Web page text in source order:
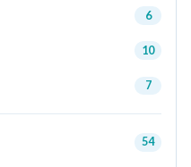
6
10
7
54